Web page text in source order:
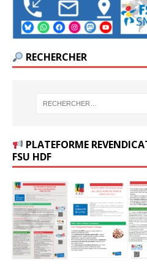
RECHERCHER
PLATEFORME
FSU HDF